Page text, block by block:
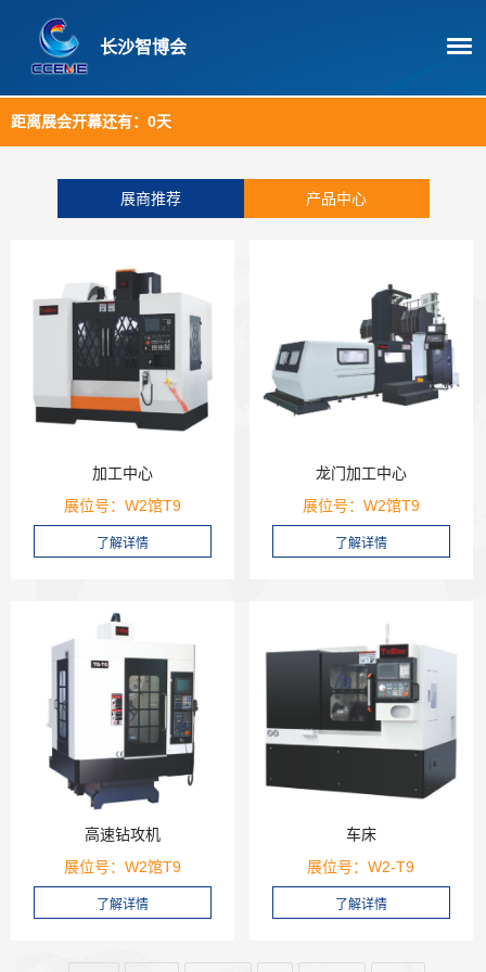
长沙智博会
距离展会开幕还有： 0天
展商推荐 产品中心
加工中心
展位号：W2馆T9
龙门加工中心
展位号：W2馆T9
高速钻攻机
展位号：W2馆T9
车床
展位号：W2-T9